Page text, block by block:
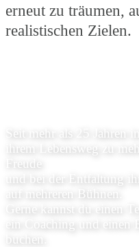
erneut zu träumen,
realistischen Zielen.
Seit mehr als 25 Jahren
ihrem Lebensweg zu
Freude
und bei der Entfaltung
auf mehreren Bühnen.
Gerne kannst du einen
ein Coaching und einen
buchen.